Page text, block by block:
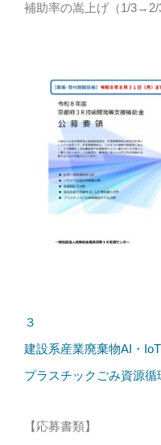
補助率の嵩上げ（1/3→2/
３
建設系産業廃棄物AI・
プラスチックごみ資源
【応募書類】